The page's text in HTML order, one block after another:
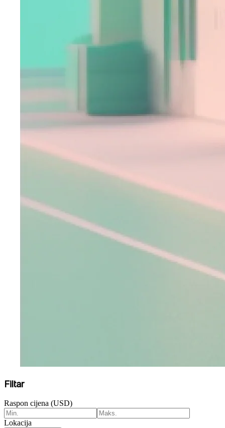
Filtar
Raspon cijena (USD)
Lokacija